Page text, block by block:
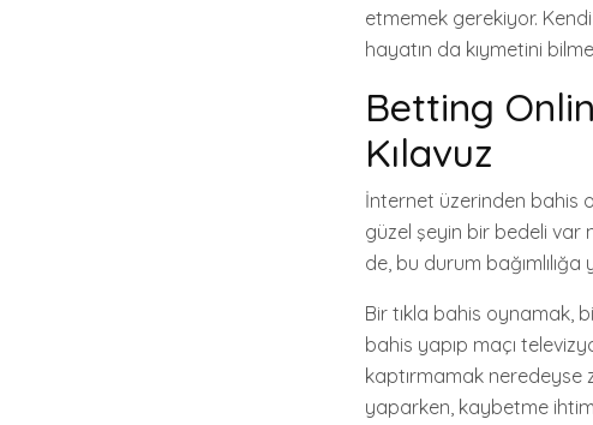
etmemek gerekiyor. Kendi
hayatın da kıymetini
Betting
Kılavuz
İnternet üzerinden bahis
güzel şeyin bir bedeli var
de, bu durum bağımlılığa
Bir tıkla bahis oynamak,
bahis yapıp maçı
kaptırmamak neredeyse
yaparken, kaybetme